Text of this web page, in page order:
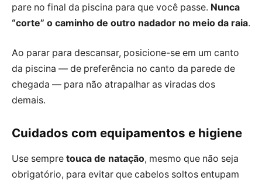
pare no final da piscina para que você passe. Nunca
“corte” o caminho de outro nadador no meio da raia.
Ao parar para descansar, posicione-se em um canto
da piscina — de preferência no canto da parede de
chegada — para não atrapalhar as viradas dos
demais.
Cuidados com equipamentos e higiene
Use sempre touca de natação, mesmo que não seja
obrigatório, para evitar que cabelos soltos entupam